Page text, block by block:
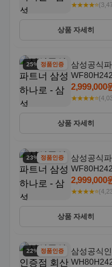
★★★★⭐
상품 자세히
25% 할인정품인증
삼성공식
조기 20kg
2,999,000
★★★★⭐
상품 자세히
23% 할인정품인증
삼성공식
조기 20kg
2,999,000
★★★★⭐
상품 자세히
22% 할인정품인증
삼성공식